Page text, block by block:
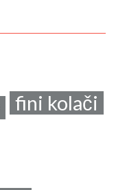
fini kolači